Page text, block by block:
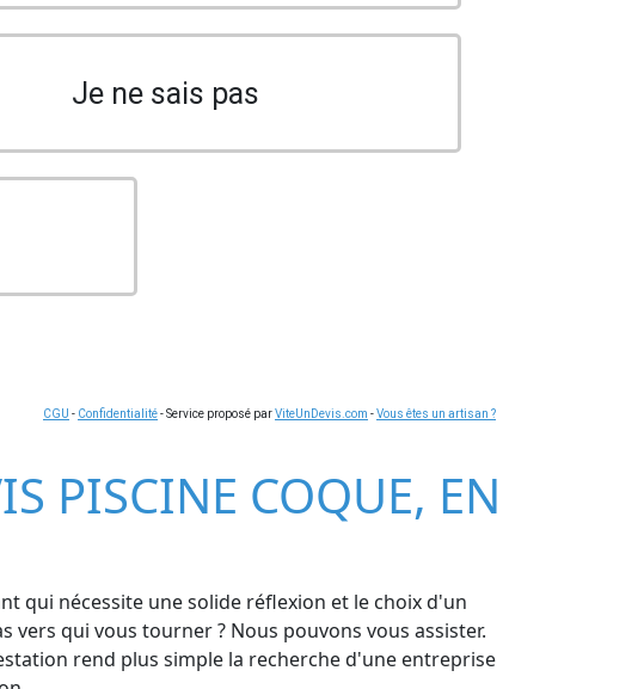
Je ne sais pas
CGU - Confidentialité- Service proposé parViteUnDevis.com -Vous êtes un artisan ?
PISCINE COQUE, EN
qui nécessite une solide réflexion et le choix d'un
vers qui vous tourner ? Nous pouvons vous assister.
rend plus simple la recherche d'une entreprise